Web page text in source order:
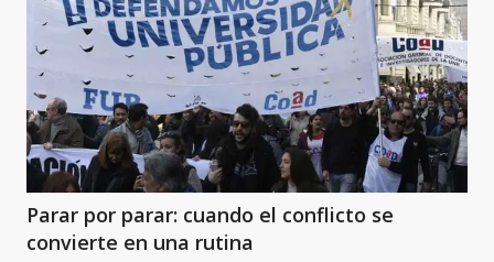
Parar por parar: cuando el conflicto se
convierte en una rutina